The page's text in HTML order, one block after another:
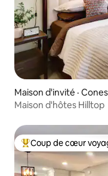
Maison d'invité ·
Maison d'hôtes Hilltop
Coup de cœur
Coup de cœur